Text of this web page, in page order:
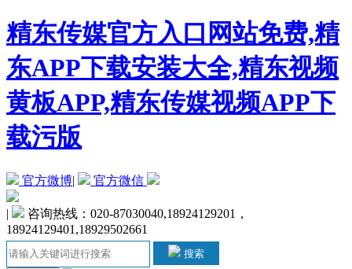
精东传媒官方入口网站免费,精
东APP下载安装大全,精东视频
黄板APP,精东传媒视频APP下
载污版
官方微博| 官方微信
|
咨询热线：020-87030040,18924129201，
18924129401,18929502661
搜索